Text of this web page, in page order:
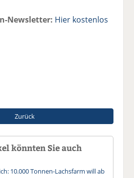
Newsletter: Hier kostenlos
Zurück
könnten Sie auch
10.000 Tonnen-Lachsfarm will ab